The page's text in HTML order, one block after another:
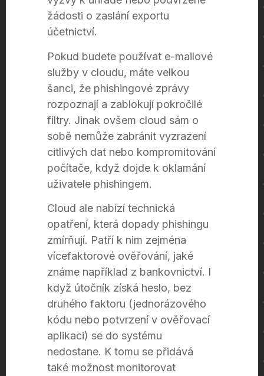
žádosti o zaslání exportu
účetnictví.
Pokud budete používat e-mailové
služby v cloudu, máte velkou
šanci, že phishingové zprávy
rozpoznají a zablokují pokročilé
filtry. Jinak ovšem cloud sám o
sobě nemůže zabránit vyzrazení
citlivých dat nebo kompromitování
počítače, když dojde k oklamání
uživatele phishingem.
Cloud ale nabízí technická
opatření, která dopady phishingu
zmírňují. Patří k nim zejména
vícefaktorové ověřování, jaké
známe například z bankovnictví. I
když útočník získá heslo, bez
druhého faktoru (jednorázového
kódu nebo potvrzení v ověřovací
aplikaci) se do systému
nedostane. K tomu se přidává
také možnost monitorovat